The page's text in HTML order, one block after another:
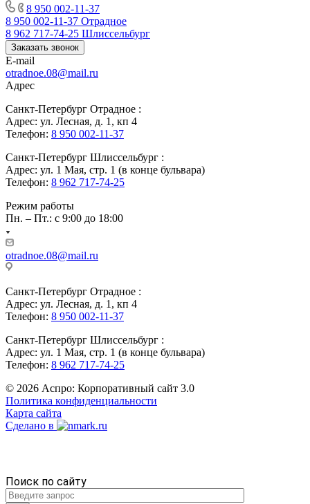
8 950 002-11-37
8 950 002-11-37 Отрадное
8 962 717-74-25 Шлиссельбург
Заказать звонок
E-mail
otradnoe.08@mail.ru
Адрес
Санкт-Петербург Отрадное :
Адрес: ул. Лесная, д. 1, кп 4
Телефон: 8 950 002-11-37
Санкт-Петербург Шлиссельбург :
Адрес: ул. 1 Мая, стр. 1 (в конце бульвара)
Телефон: 8 962 717-74-25
Режим работы
Пн. – Пт.: с 9:00 до 18:00
otradnoe.08@mail.ru
Санкт-Петербург Отрадное :
Адрес: ул. Лесная, д. 1, кп 4
Телефон: 8 950 002-11-37
Санкт-Петербург Шлиссельбург :
Адрес: ул. 1 Мая, стр. 1 (в конце бульвара)
Телефон: 8 962 717-74-25
© 2026 Аспро: Корпоративный сайт 3.0
Политика конфиденциальности
Карта сайта
Сделано в
Поиск по сайту